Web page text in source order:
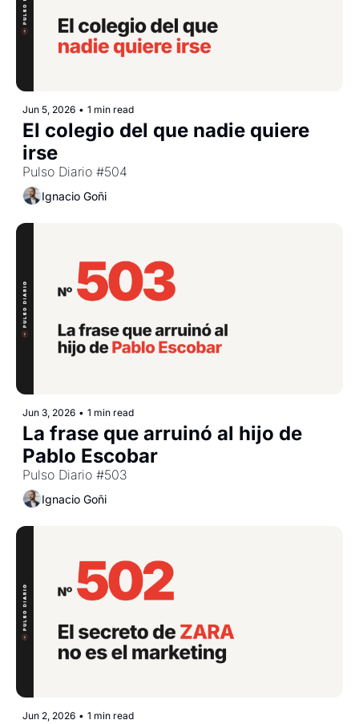
Jun 5, 2026 • 1 min read
El colegio del que nadie quiere
irse
Pulso Diario #504
Ignacio Goñi
Jun 3, 2026 • 1 min read
La frase que arruinó al hijo de
Pablo Escobar
Pulso Diario #503
Ignacio Goñi
Jun 2, 2026 • 1 min read